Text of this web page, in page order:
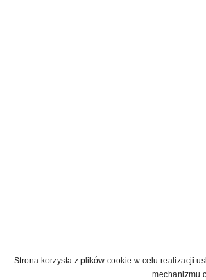
Strona korzysta z plików cookie w celu realizacji
mechanizmu